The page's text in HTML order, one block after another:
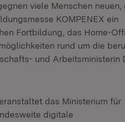
viele Menschen neuen,
KOMPENEX ein
Fortbildung, das Home-
rund um die
und Arbeitsministerin
das Ministerium für
digitale